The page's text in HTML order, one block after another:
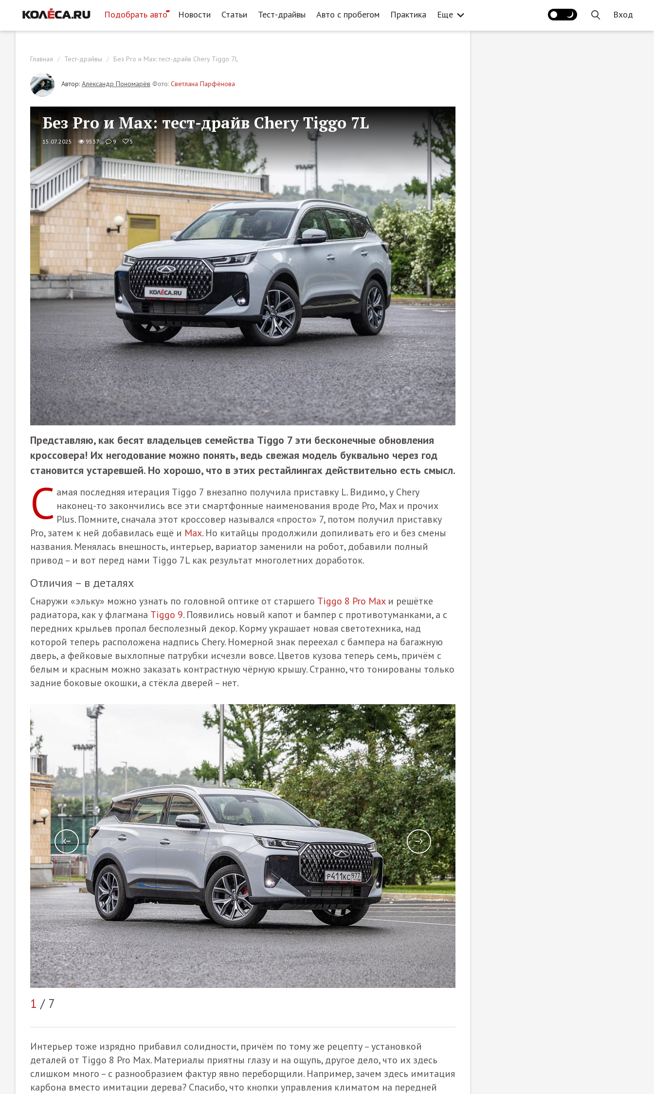
Подобрать авто Новости Статьи Тест-драйвы Авто с пробегом Практика Еще Вход
Главная Тест-драйвы Без Pro и Max: тест-драйв Chery Tiggo 7L
Автор: Александр Пономарёв Фото: Светлана Парфёнова
Без Pro и Max: тест-драйв Chery Tiggo 7L
15.07.2025 9537 9 5
Представляю, как бесят владельцев семейства Tiggo 7 эти бесконечные обновления
кроссовера! Их негодование можно понять, ведь свежая модель буквально через год
становится устаревшей. Но хорошо, что в этих рестайлингах действительно есть смысл.
С амая последняя итерация Tiggo 7 внезапно получила приставку L. Видимо, у Chery
наконец-то закончились все эти смартфонные наименования вроде Pro, Max и прочих
Plus. Помните, сначала этот кроссовер назывался «просто» 7, потом получил приставку
Pro, затем к ней добавилась ещё и Max. Но китайцы продолжили допиливать его и без смены
названия. Менялась внешность, интерьер, вариатор заменили на робот, добавили полный
привод – и вот перед нами Tiggo 7L как результат многолетних доработок.
Отличия – в деталях
Снаружи «эльку» можно узнать по головной оптике от старшего Tiggo 8 Pro Maxи решётке
радиатора, как у флагмана Tiggo 9. Появились новый капот и бампер с противотуманками, а с
передних крыльев пропал бесполезный декор. Корму украшает новая светотехника, над
которой теперь расположена надпись Chery. Номерной знак переехал с бампера на багажную
дверь, а фейковые выхлопные патрубки исчезли вовсе. Цветов кузова теперь семь, причём с
белым и красным можно заказать контрастную чёрную крышу. Странно, что тонированы только
задние боковые окошки, а стёкла дверей – нет.
1 / 7
Интерьер тоже изрядно прибавил солидности, причём по тому же рецепту – установкой
деталей от Tiggo 8 Pro Max. Материалы приятны глазу и на ощупь, другое дело, что их здесь
слишком много – с разнообразием фактур явно переборщили. Например, зачем здесь имитация
карбона вместо имитации дерева? Спасибо, что кнопки управления климатом на передней